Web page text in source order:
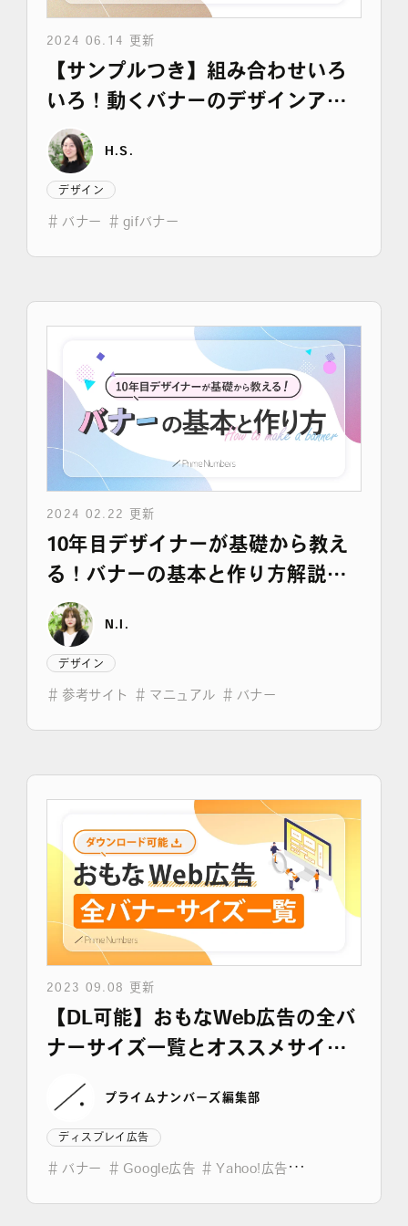
2024 06.14 更新
【サンプルつき】組み合わせいろ
いろ！動くバナーのデザインアイ
デア集
H.S.
デザイン
＃ バナー ＃ gifバナー
2024 02.22 更新
10年目デザイナーが基礎から教え
る！バナーの基本と作り方解説
（実例＆参考サイト紹介）
N.I.
デザイン
＃ 参考サイト ＃ マニュアル ＃ バナー
2023 09.08 更新
【DL可能】おもなWeb広告の全バ
ナーサイズ一覧とオススメサイズ
プライムナンバーズ編集部
ディスプレイ広告
＃ バナー ＃ Google広告 ＃ Yahoo!広告